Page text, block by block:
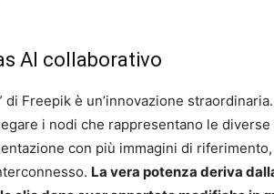
AI collaborativo
di Freepik è un’innovazione
i nodi che rappresentano le
con più immagini di
La vera potenza deriva